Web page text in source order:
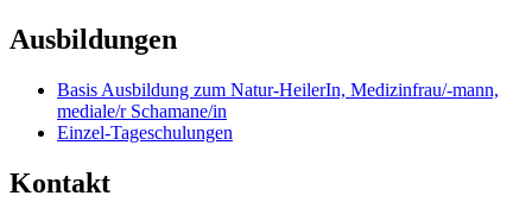
Ausbildungen
Basis Ausbildung zum Natur-HeilerIn, Medizinfrau/-mann,
mediale/r Schamane/in
Einzel-Tageschulungen
Kontakt